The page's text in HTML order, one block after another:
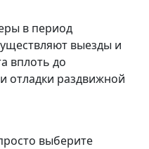
в период
выезды и
вплоть до
отладки раздвижной
выберите